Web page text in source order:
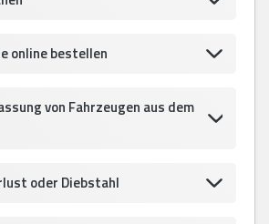
online bestellen
von Fahrzeugen aus dem
oder Diebstahl